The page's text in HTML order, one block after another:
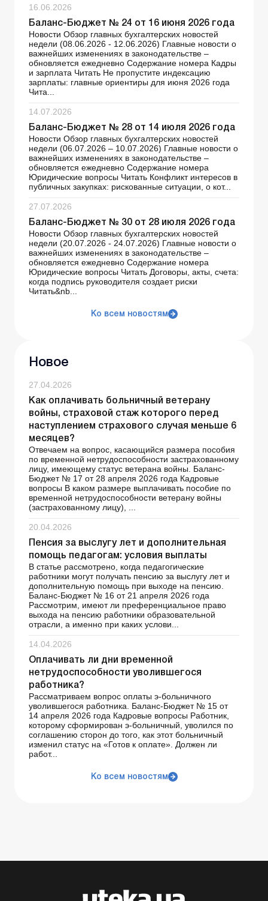
16.06.2026
Баланс-Бюджет № 24 от 16 июня 2026 года
Новости Обзор главных бухгалтерских новостей
недели (08.06.2026 - 12.06.2026) Главные новости о
важнейших изменениях в законодательстве –
обновляется ежедневно Содержание номера Кадры
и зарплата Читать Не пропустите индексацию
зарплаты: главные ориентиры для июня 2026 года
Чита...
14.07.2026
Баланс-Бюджет № 28 от 14 июля 2026 года
Новости Обзор главных бухгалтерских новостей
недели (06.07.2026 – 10.07.2026) Главные новости о
важнейших изменениях в законодательстве –
обновляется ежедневно Содержание номера
Юридические вопросы Читать Конфликт интересов в
публичных закупках: рискованные ситуации, о кот...
27.07.2026
Баланс-Бюджет № 30 от 28 июля 2026 года
Новости Обзор главных бухгалтерских новостей
недели (20.07.2026 - 24.07.2026) Главные новости о
важнейших изменениях в законодательстве –
обновляется ежедневно Содержание номера
Юридические вопросы Читать Договоры, акты, счета:
когда подпись руководителя создает риски
Читать&nb...
Ко всем новостям
Новое
27.04.2026
Как оплачивать больничный ветерану
войны, страховой стаж которого перед
наступлением страхового случая меньше 6
месяцев?
Отвечаем на вопрос, касающийся размера пособия
по временной нетрудоспособности застрахованному
лицу, имеющему статус ветерана войны. Баланс-
Бюджет № 17 от 28 апреля 2026 года Кадровые
вопросы В каком размере выплачивать пособие по
временной нетрудоспособности ветерану войны
(застрахованному лицу), ...
20.04.2026
Пенсия за выслугу лет и дополнительная
помощь педагогам: условия выплаты
В статье рассмотрено, когда педагогические
работники могут получать пенсию за выслугу лет и
дополнительную помощь при выходе на пенсию.
Баланс-Бюджет № 16 от 21 апреля 2026 года
Рассмотрим, имеют ли преференциальное право
выхода на пенсию работники образовательной
отрасли, а именно при каких услови...
14.04.2026
Оплачивать ли дни временной
нетрудоспособности уволившегося
работника?
Рассматриваем вопрос оплаты э-больничного
уволившегося работника. Баланс-Бюджет № 15 от
14 апреля 2026 года Кадровые вопросы Работник,
которому сформирован э-больничный, уволился по
соглашению сторон до того, как этот больничный
изменил статус на «Готов к оплате». Должен ли
работ...
Ко всем новостям